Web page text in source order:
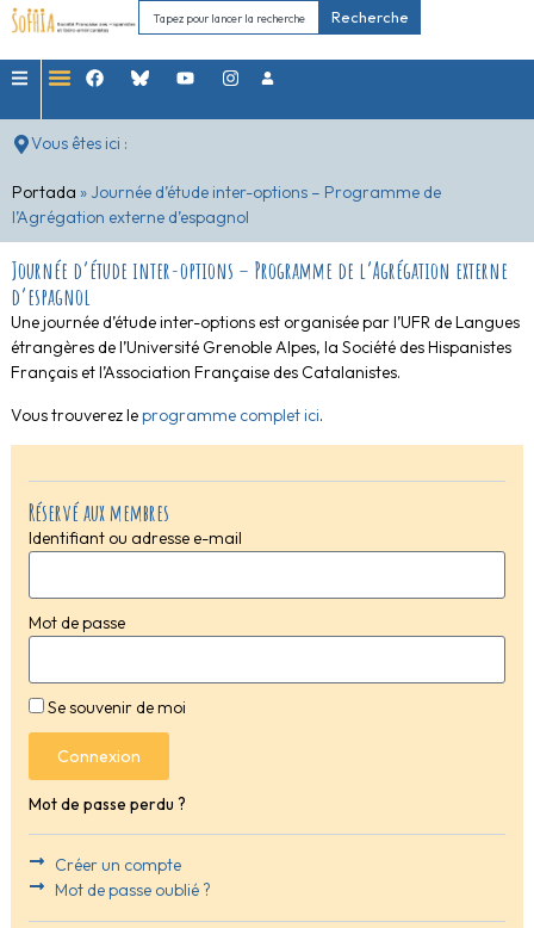
Recherche
Vous êtes ici :
Portada » Journée d’étude inter-options – Programme de
l’Agrégation externe d’espagnol
Réservé aux membres
Identifiant ou adresse e-mail
Mot de passe
Se souvenir de moi
Connexion
Mot de passe perdu ?
Créer un compte
Mot de passe oublié ?
Journée d’étude inter-options – Programme de l’Agrégation externe
d’espagnol
Une journée d’étude inter-options est organisée par l’UFR de Langues
étrangères de l’Université Grenoble Alpes, la Société des Hispanistes
Français et l’Association Française des Catalanistes.
Vous trouverez leprogramme complet ici.